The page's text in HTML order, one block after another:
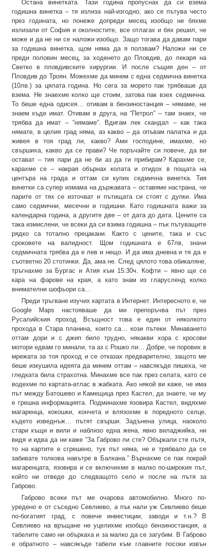
Остана винетката. Тази година пропуснах да си взема
годишна винетка – тя излиза най-изгодно, ако се пътува често
през годината, но понеже допреди месец изобщо не бяхме
излизали от София и околностите, все отлагах и бях решил, че
може и да не ни се наложи изобщо. Защо тогава да давам пари
за годишна винетка, щом няма да я ползвам? Наложи ни се
преди половин месец, за ходенето до Пловдив, до лекаря на
Светко в пловдивските хирургии. И после същия ден – от
Пловдив до Троян. Можехме да минем с една седмична винетка
(10лв.) за цялата година. Но сега за морето пак трябваше да
взема. Не знаехме колко ще стоим, затова пак взех седмична.
То беше една одисея… отивам в бензиностанция – нямаме, не
знаем къде имат. Отивам в друга, на “Петрол” – там знаех, че
трябва да имат – “нямаме”. Вдигам лек скандал – как така
нямате, в целия град няма, аз какво – да опъвам палатка и да
живея в тоя град ли, какво? Ами господине, имахме, но
свършиха, какво да се прави? Че поръчайте си повече, да ви
остават – тия пари да не би аз да ги прибирам? Карахме се,
карахме се – накрая обърнах колата и отидох в пощата на
центъра на града и оттам си купих седмична винетка. Тия
винетки са супер измама на държавата – оставяме настрана, че
парите от тях се източват и пътищата си стоят с дупки. Има
само седмични, месечни и годишни. Като годишната важи за
календарна година, а другите две – от дата до дата. Цените са
така измислени, че всеки да си взима годишна – пък пътуващите
рядко са тотално прецакани. Както с цените, така и със
сроковете на валидност. Щом годишната е 67лв, значи
седмичната трябва да е лев и нещо. И да има дневна и тя да е
съответно 20 стотинки. Да, ама не. След цялото това обикаляне,
тръгнахме за Бургас и Атия към 15:30ч. Кофти – явно ще се
кара на фарове на края, а като знам из гларусленд колко
внимателни шофьори са…
Преди тръгване изучих картата в Интернет. Интересното е, че
Google Maps настояваше да ми препоръчва път през
Русалийския проход. Всъщност това е един от няколкото
прохода в Стара планина, които са… кози пътеки. Минаването
оттам дори и с джип било трудно, някакви хора с кросови
мотори едвам го минали, та аз с Рошко ли… Добре, че порових в
мрежата за тоя проход и се отказах предварително, защото ме
беше изкушила идеята да минем оттам – навсякъде пишеха, че
гледката била страхотна. Минахме все пак през селата, като се
водехме по картата-атлас в жабката. Ако някой ви каже, че има
път между Батошево и Камещица през Кастел, да знаете, че му
е грешна информацията. Подминахме язовира Кастел, видяхме
магаренца, кокошки, кончета и влязохме в поредното селце,
където изведнъж… пътят свърши. Задънена улица, наоколо
стари къщи и вили и наблизо една жена, явно виладжийка, ни
видя и идва да ни каже “За Габрово ли сте? Объркали сте пътя,
то на картите е сгрешено, тук път няма, не е трябвало да се
забивате толкова навътре в Балкана.” Върнахме се пак покрай
магаренцата, язовира и се включихме в малко по-широкия път,
който ни отведе до следващото село и после на пътя за
Габрово.
Габрово всеки път ме очарова автомобилно. Много по-
уредено е от съседно Севлиево, а пък нали уж Севлиево беше
по-богатият град, с повече инвестиции, заводи и т.н.? В
Севлиево на връщане не уцелихме изобщо бензиностанция, а
табелите само ни объркаха и за малко да се загубим. В Габрово
е обратното – навсякъде табели към главните посоки извън